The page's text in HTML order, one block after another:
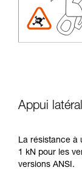
Appui
La résistance à
1 kN pour les
versions ANSI.